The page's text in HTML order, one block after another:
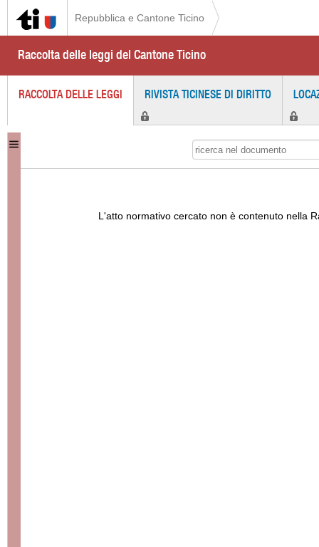
Repubblica e Cantone Ticino
Raccolta delle leggi del Cantone Ticino
RACCOLTA DELLE LEGGI RIVISTA TICINESE DI DIRITTO
L'atto normativo cercato non è contenuto nella